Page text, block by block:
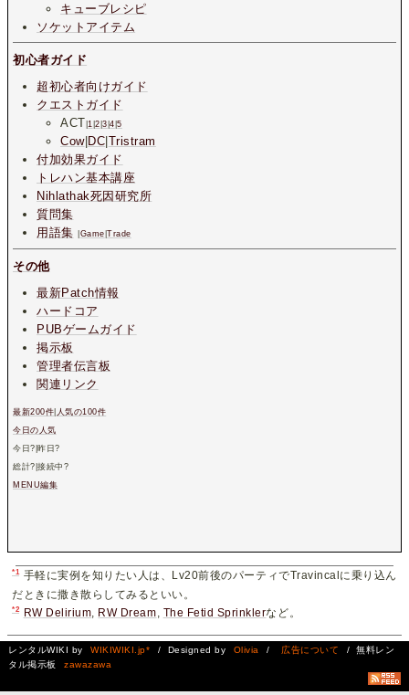
キューブレシピ
ソケットアイテム
初心者ガイド
超初心者向けガイド
クエストガイド
ACT |1 |2 |3 |4 |5
Cow| DC Tristram
付加効果ガイド
トレハン基本講座
Nihlathak死因研究所
質問集
用語集
Game |Trade
その他
最新Patch情報
ハードコア
PUBゲームガイド
掲示板
管理者伝言板
関連リンク
最新200件 人気の100件
今日の人気
今日? |昨日?
総計? |接続中 ?
MENU編集
*1 手軽に実例を知りたい人は、Lv20前後のパーティでTravincalに乗り込ん
だときに撒き散らしてみるといい。
*2 RW Delirium RW Dream The Fetid Sprinklerなど。
レンタルWIKI by WIKIWIKI.jp* / Designed by Olivia / 広告について
/ 無料レン
タル掲示板
zawazawa